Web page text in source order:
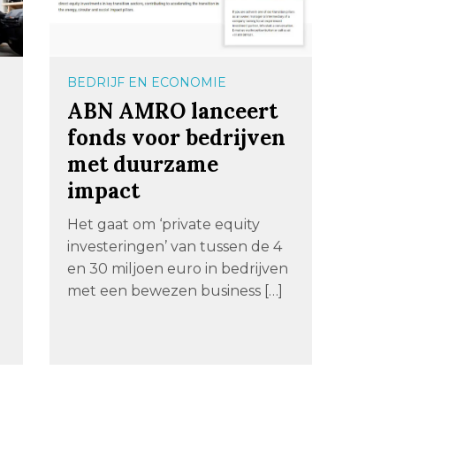
BEDRIJF EN ECONOMIE
ABN AMRO lanceert
fonds voor bedrijven
met duurzame
impact
Het gaat om ‘private equity
investeringen’ van tussen de 4
en 30 miljoen euro in bedrijven
met een bewezen business […]